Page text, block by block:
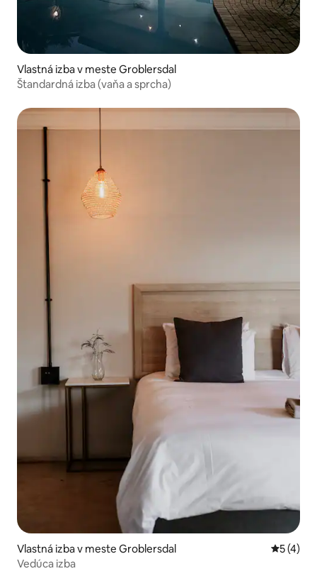
Vlastná izba v meste Groblersdal
Štandardná izba (vaňa a sprcha)
Vlastná izba v meste Groblersdal
5 (4)
Vedúca izba